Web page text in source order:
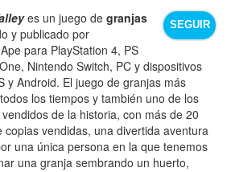
SEGUIR
es un juego degranjas
y publicado por
para PlayStation 4, PS
Nintendo Switch, PC y dispositivos
y Android. El juego de granjas más
los tiempos y también uno de los
de la historia, con más de 20
copias vendidas, una divertida aventura
una única persona en la que tenemos
una granja sembrando un huerto,